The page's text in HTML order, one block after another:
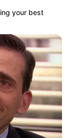
επιτρέπεται
σημείο.
που δεν
your best